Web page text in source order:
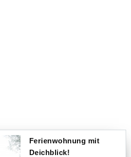
Ferienwohnung mit
Deichblick!